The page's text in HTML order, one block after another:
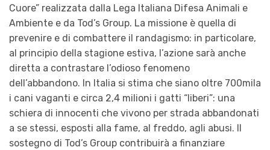
Cuore” realizzata dalla Lega Italiana Difesa Animali e
Ambiente e da Tod’s Group. La missione è quella di
prevenire e di combattere il randagismo: in particolare,
al principio della stagione estiva, l’azione sarà anche
diretta a contrastare l’odioso fenomeno
dell’abbandono. In Italia si stima che siano oltre 700mila
i cani vaganti e circa 2,4 milioni i gatti “liberi”: una
schiera di innocenti che vivono per strada abbandonati
a se stessi, esposti alla fame, al freddo, agli abusi. Il
sostegno di Tod’s Group contribuirà a finanziare